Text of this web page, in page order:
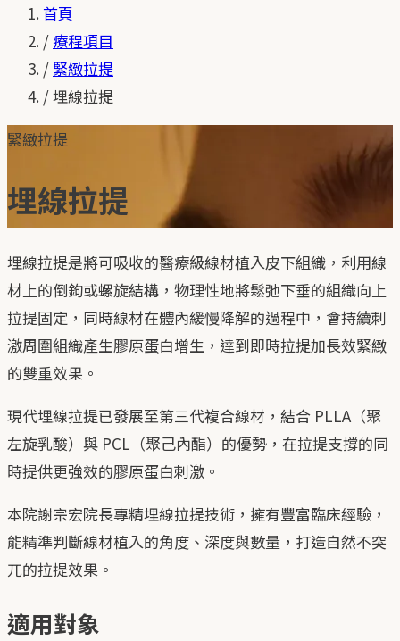
首頁
/ 療程項目
/ 緊緻拉提
/埋線拉提
緊緻拉提
埋線拉提
埋線拉提是將可吸收的醫療級線材植入皮下組織，利用線
材上的倒鉤或螺旋結構，物理性地將鬆弛下垂的組織向上
拉提固定，同時線材在體內緩慢降解的過程中，會持續刺
激周圍組織產生膠原蛋白增生，達到即時拉提加長效緊緻
的雙重效果。
現代埋線拉提已發展至第三代複合線材，結合 PLLA（聚
左旋乳酸）與 PCL（聚己內酯）的優勢，在拉提支撐的同
時提供更強效的膠原蛋白刺激。
本院謝宗宏院長專精埋線拉提技術，擁有豐富臨床經驗，
能精準判斷線材植入的角度、深度與數量，打造自然不突
兀的拉提效果。
適用對象